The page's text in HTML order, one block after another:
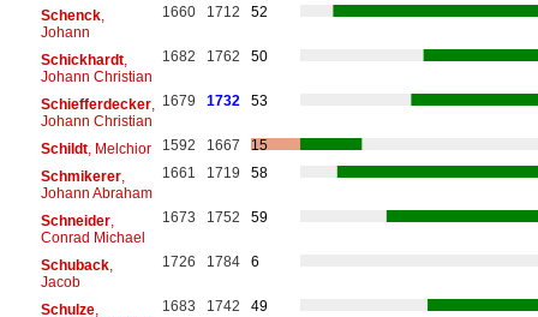
Schenck,
Johann
1660 1712 52
Schickhardt,
Johann Christian
1682 1762 50
Schiefferdecker,
Johann Christian
1679 1732 53
Schildt, Melchior 1592 1667
15
Schmikerer,
Johann Abraham
1661 1719 58
Schneider,
Conrad Michael
1673 1752 59
Schuback,
Jacob
1726 1784 6
Schulze,
1683 1742 49